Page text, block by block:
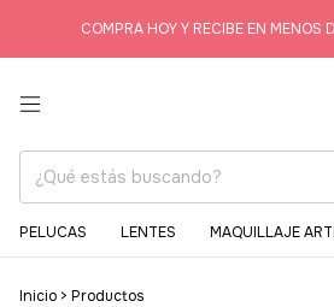
COMPRA HOY Y RECIBE EN MENOS
PELUCAS LENTES MAQUILLAJE
Inicio > Productos